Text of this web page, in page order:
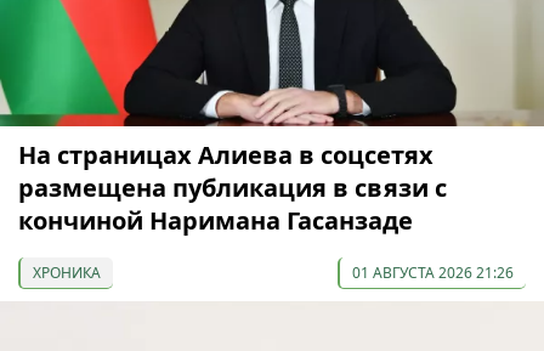
На страницах Алиева в соцсетях
размещена публикация в связи с
кончиной Наримана Гасанзаде
ХРОНИКА 01 АВГУСТА 2026 21:26